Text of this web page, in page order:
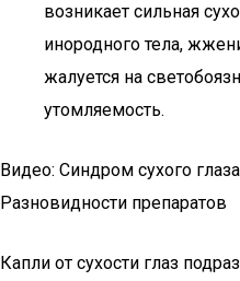
возникает сильная
инородного тела,
жалуется на
утомляемость.
Видео: Синдром сухого глаза
Разновидности препаратов
Капли от сухости глаз